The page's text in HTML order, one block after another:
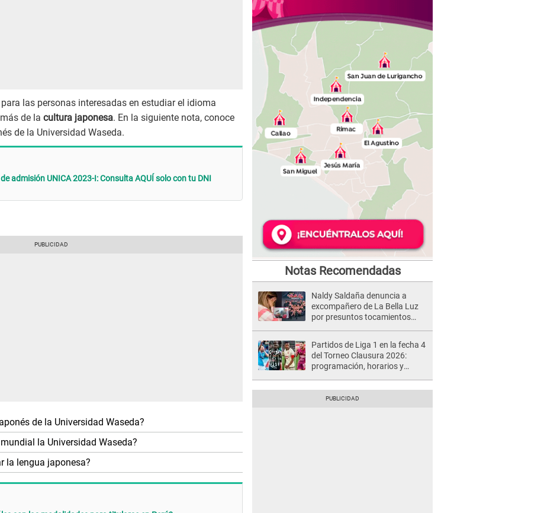
las personas interesadas en estudiar el idioma
de la cultura japonesa. En la siguiente nota, conoce
de la Universidad Waseda.
admisión UNICA 2023-I: Consulta AQUÍ solo con tu DNI
de la Universidad Waseda?
la Universidad Waseda?
la lengua japonesa?
Notas Recomendadas
Naldy Saldaña denuncia a
excompañero de La Bella Luz
por presuntos tocamientos
Partidos de Liga 1 en la fecha 4
del Torneo Clausura 2026:
programación, horarios y